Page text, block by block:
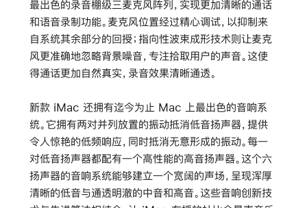
最出色的录音棚级三麦克风阵列，实现更加清晰的通话
和语音录制功能。麦克风位置经过精心调试，以抑制来
自系统其余部分的回授；指向性波束成形技术则让麦克
风更准确地忽略背景噪音，专注拾取用户的声音。这使
得通话更加自然真实，录音效果清晰通透。
新款 iMac 还拥有迄今为止 Mac 上最出色的音响系
统。它拥有两对并列放置的振动抵消低音扬声器，提供
令人惊艳的低频响应，同时抵消无意形成的振动。每一
对低音扬声器都配有一个高性能的高音扬声器。这个六
扬声器的音响系统能够建立一个宽阔的声场，呈现浑厚
清晰的低音与通透明澈的中音和高音。这些音响创新技